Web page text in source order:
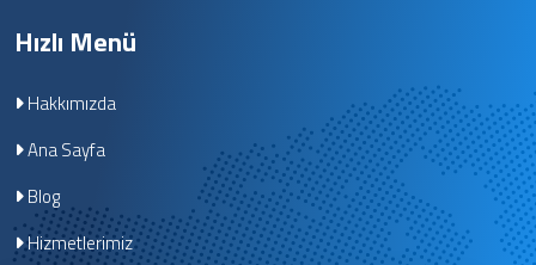
Hızlı Menü
Hakkımızda
Ana Sayfa
Blog
Hizmetlerimiz